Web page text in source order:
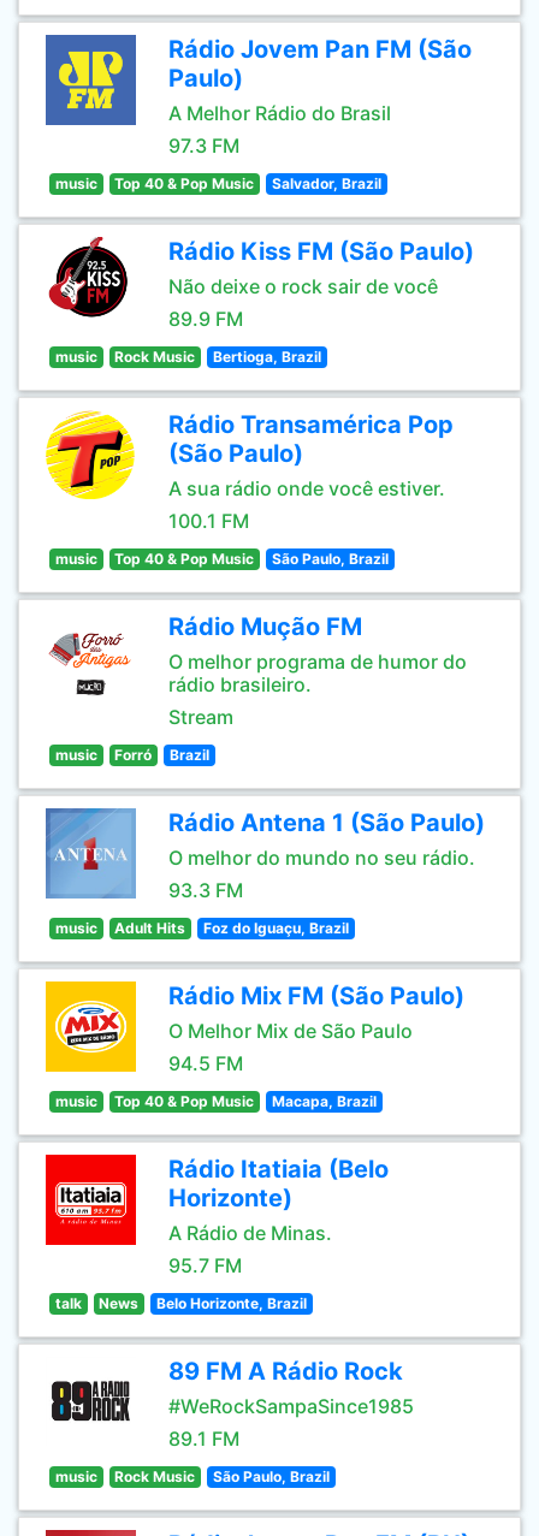
Rádio Jovem Pan FM (São
Paulo)
A Melhor Rádio do Brasil
97.3 FM
music Top 40 & Pop Music Salvador, Brazil
Rádio Kiss FM (São Paulo)
Não deixe o rock sair de você
89.9 FM
music Rock Music Bertioga, Brazil
Rádio Transamérica Pop
(São Paulo)
A sua rádio onde você estiver.
100.1 FM
music Top 40 & Pop Music São Paulo, Brazil
Rádio Mução FM
O melhor programa de humor do
rádio brasileiro.
Stream
music Forró Brazil
Rádio Antena 1 (São Paulo)
O melhor do mundo no seu rádio.
93.3 FM
music Adult Hits Foz do Iguaçu, Brazil
Rádio Mix FM (São Paulo)
O Melhor Mix de São Paulo
94.5 FM
music Top 40 & Pop Music Macapa, Brazil
Rádio Itatiaia (Belo
Horizonte)
A Rádio de Minas.
95.7 FM
talk News Belo Horizonte, Brazil
89 FM A Rádio Rock
#WeRockSampaSince1985
89.1 FM
music Rock Music São Paulo, Brazil